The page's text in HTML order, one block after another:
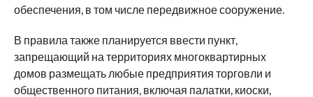
обеспечения, в том числе передвижное сооружение.
В правила также планируется ввести пункт,
запрещающий на территориях многоквартирных
домов размещать любые предприятия торговли и
общественного питания, включая палатки, киоски,